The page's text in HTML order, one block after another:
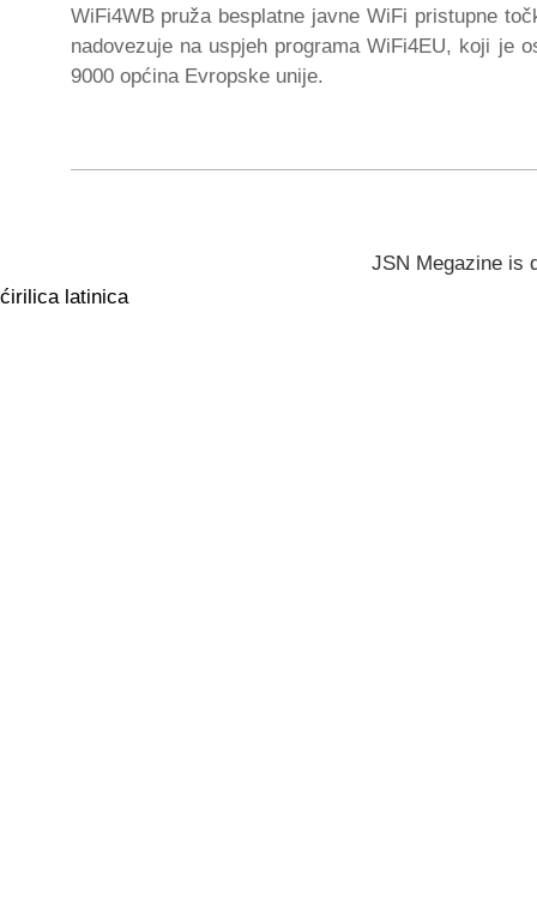
WiFi4WB pruža besplatne javne WiFi pristupne
nadovezuje na uspjeh programa WiFi4EU, koji je
9000 općina Evropske unije.
JSN Megazine is
ćirilica latinica